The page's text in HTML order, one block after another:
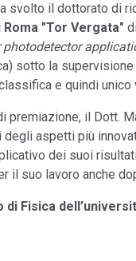
svolto il dottorato di
"Tor Vergata"
sotto la
e quindi
premiazione, il Dott.
aspetti più
dei suoi
il suo lavoro anche
di Fisica